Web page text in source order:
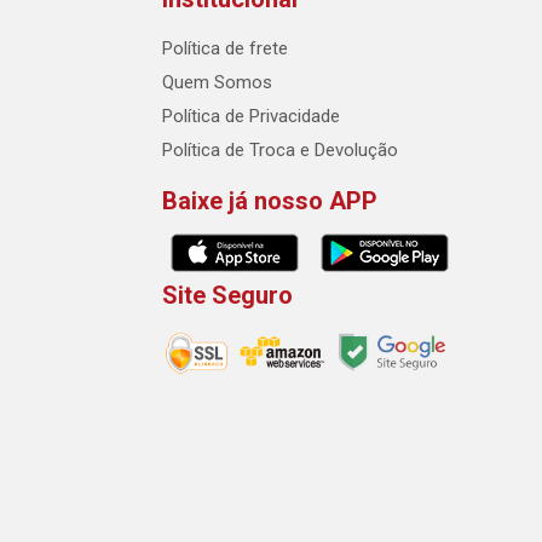
Política de frete
Quem Somos
Política de Privacidade
Política de Troca e Devolução
Baixe já nosso APP
Site Seguro